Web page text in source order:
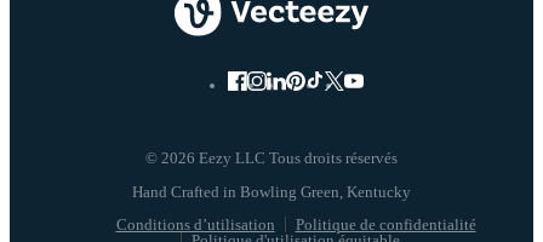
© 2026 Eezy LLC Tous droits réservés
Conditions d’utilisation
Politique de confidentialité